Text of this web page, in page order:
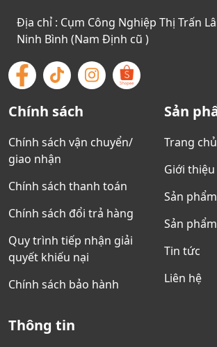
Địa chỉ : Cụm Công Nghiệp Thị Trấn
Ninh Bình (Nam Định cũ )
Chính sách
Chính sách vận chuyển/
giao nhận
Chính sách thanh toán
Chính sách đổi trả hàng
Quy trình tiếp nhận giải
quyết khiếu nại
Chính sách bảo hành
Sản
Trang chủ
Giới thiệu
Sản phẩm
Sản
Tin tức
Liên hệ
Thông tin